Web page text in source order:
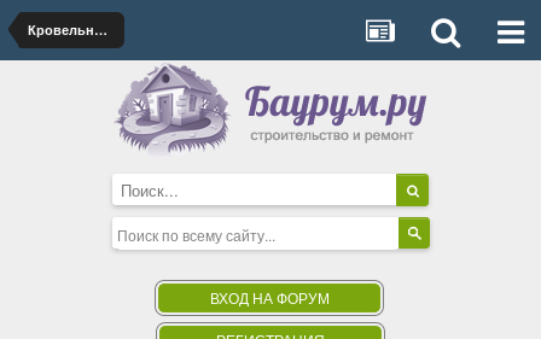
Кровельные покрытия
ВХОД НА ФОРУМ